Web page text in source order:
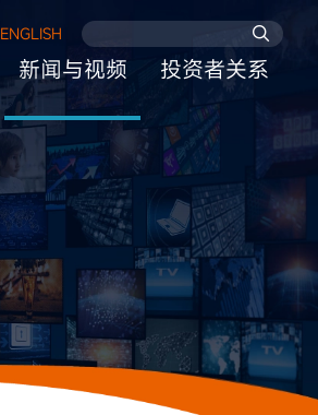
ENGLISH
新闻与视频 投资者关系